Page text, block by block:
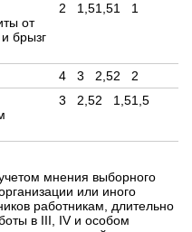
от
брызг
2 1,51,51 1
4 3 2,52
2
3 2,52 1,51,5
мнения выборного
или иного
работникам, длительно
в III, IV и особом